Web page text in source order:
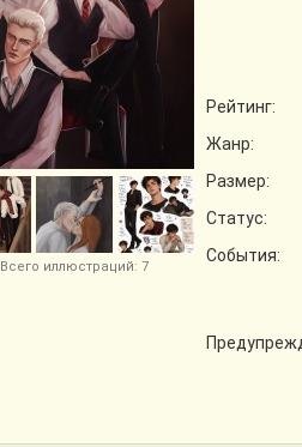
Всего иллюстраций: 7
Рейтинг:
Жанр:
Размер:
Статус:
События: